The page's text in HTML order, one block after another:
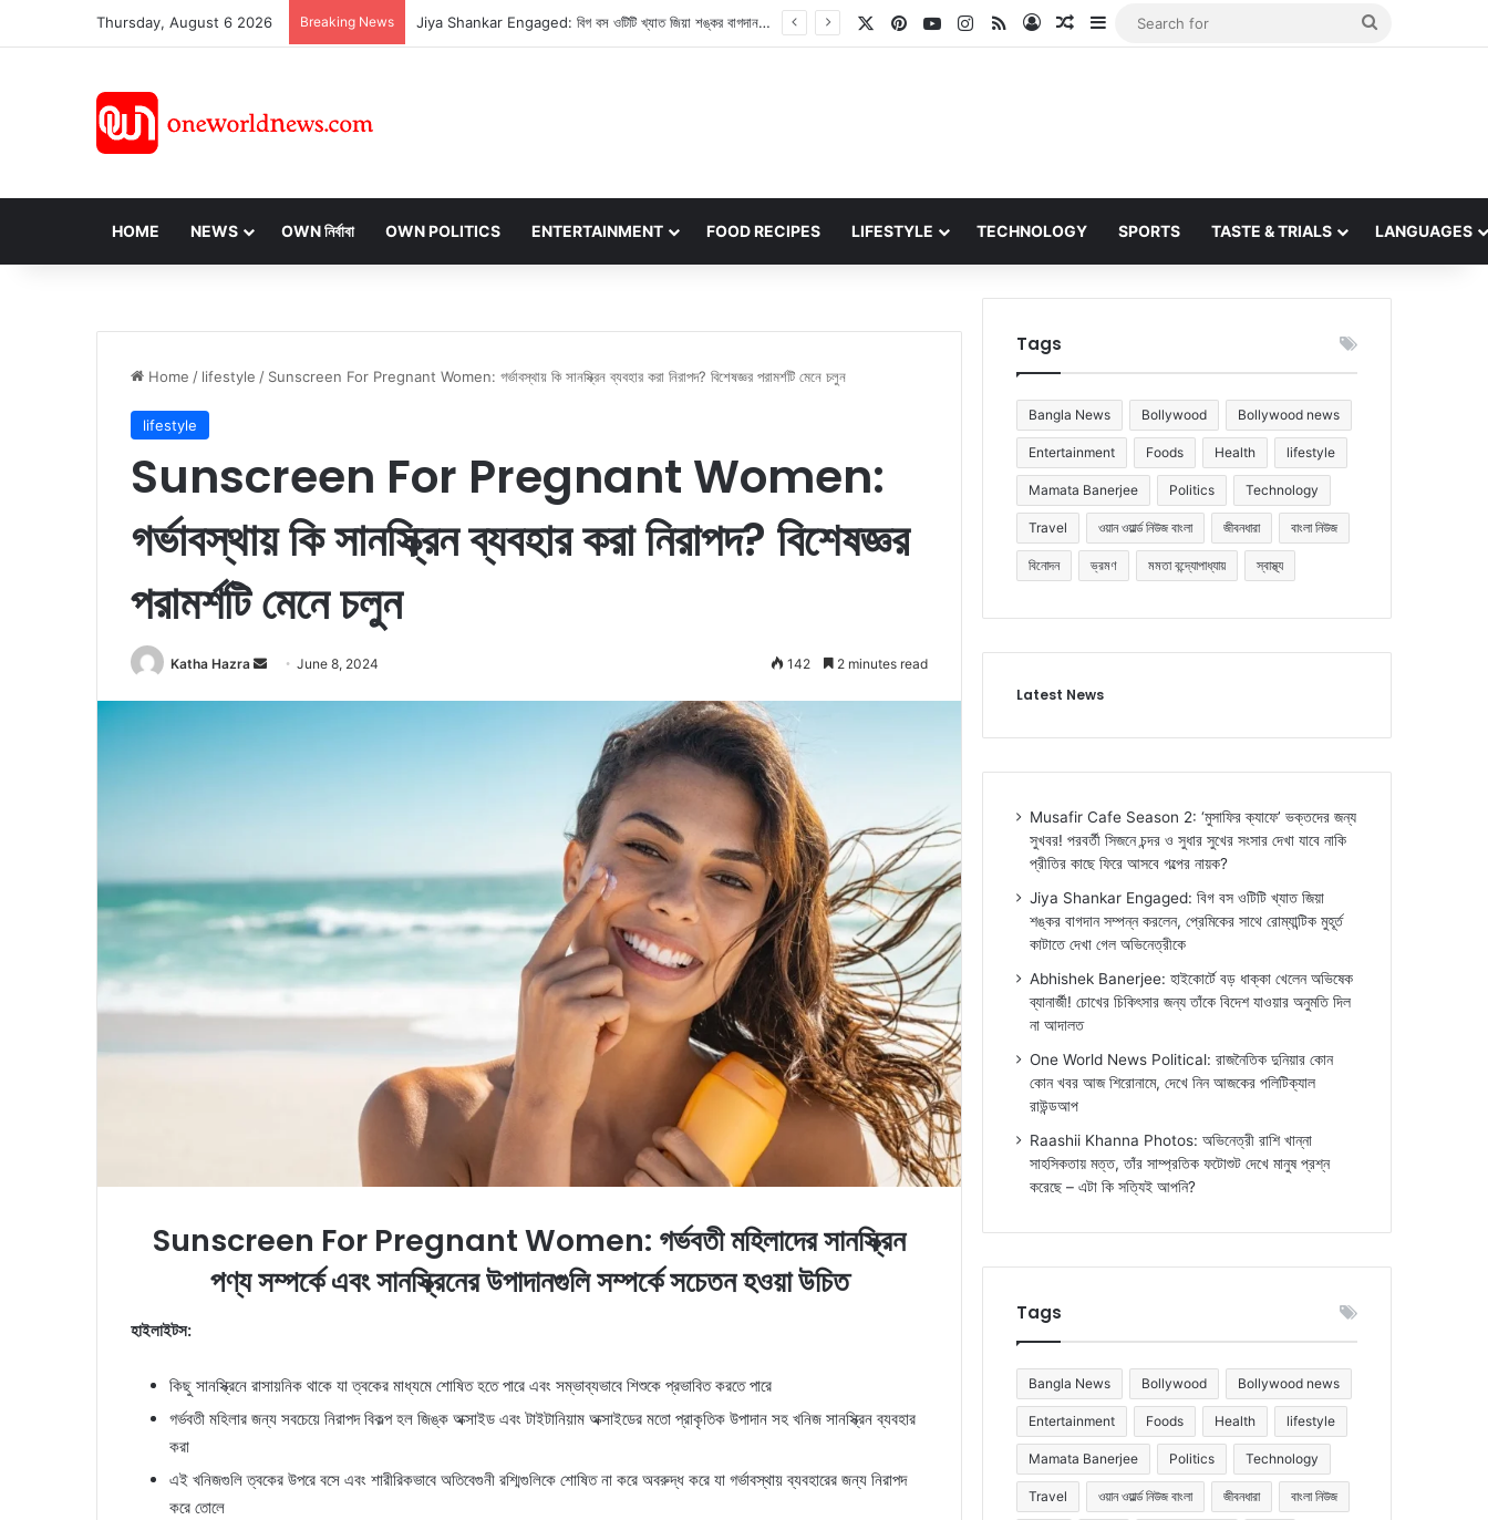
Thursday, August 6 2026 Breaking News Jiya Shankar Engaged: বিগ বস ওটিটি খ্যাত জিয়া শঙ্কর বাগদান সম্পন্ন করলেন, প্রেমিকের সাথে রোম্যান্টিক মুহূর্ত কাটাতে দেখা গেল অভিনেত্রীকে PinterestYouTubeInstagram
RSS Log InRandom Article
Sidebar
HOME NEWS OWN নির্বাবা OWN POLITICS ENTERTAINMENT FOOD RECIPES LIFESTYLE TECHNOLOGY SPORTS TASTE & TRIALS LANGUAGES
Home / lifestyle / Sunscreen For Pregnant Women: গর্ভাবস্থায় কি সানস্ক্রিন ব্যবহার করা নিরাপদ? বিশেষজ্ঞর পরামর্শটি মেনে চলুন
lifestyle
Sunscreen For Pregnant Women:
গর্ভাবস্থায় কি সানস্ক্রিন ব্যবহার করা নিরাপদ? বিশেষজ্ঞর
পরামর্শটি মেনে চলুন
Katha Hazra
a
l
June 8, 2024 142 2 minutes read
Sunscreen For Pregnant Women: গর্ভবতী মহিলাদের সানস্ক্রিন
পণ্য সম্পর্কে এবং সানস্ক্রিনের উপাদানগুলি সম্পর্কে সচেতন হওয়া উচিত
হাইলাইটস:
কিছু সানস্ক্রিনে রাসায়নিক থাকে যা ত্বকের মাধ্যমে শোষিত হতে পারে এবং সম্ভাব্যভাবে শিশুকে প্রভাবিত করতে পারে
গর্ভবতী মহিলার জন্য সবচেয়ে নিরাপদ বিকল্প হল জিঙ্ক অক্সাইড এবং টাইটানিয়াম অক্সাইডের মতো প্রাকৃতিক উপাদান সহ খনিজ সানস্ক্রিন ব্যবহার
করা
এই খনিজগুলি ত্বকের উপরে বসে এবং শারীরিকভাবে অতিবেগুনী রশ্মিগুলিকে শোষিত না করে অবরুদ্ধ করে যা গর্ভাবস্থায় ব্যবহারের জন্য নিরাপদ
করে তোলে
Tags
Bangla News Bollywood Bollywood news
Entertainment Foods Health lifestyle
Mamata Banerjee Politics Technology
Travel ওয়ান ওয়ার্ল্ড নিউজ বাংলা জীবনধারা বাংলা নিউজ
বিনোদন ভ্রমণ মমতা বন্দ্যোপাধ্যায় স্বাস্থ্য
Latest News
Musafir Cafe Season 2: ‘মুসাফির ক্যাফে’ ভক্তদের জন্য
সুখবর! পরবর্তী সিজনে চন্দর ও সুধার সুখের সংসার দেখা যাবে নাকি
প্রীতির কাছে ফিরে আসবে গল্পের নায়ক?
Jiya Shankar Engaged: বিগ বস ওটিটি খ্যাত জিয়া
শঙ্কর বাগদান সম্পন্ন করলেন, প্রেমিকের সাথে রোম্যান্টিক মুহূর্ত
কাটাতে দেখা গেল অভিনেত্রীকে
Abhishek Banerjee: হাইকোর্টে বড় ধাক্কা খেলেন অভিষেক
ব্যানার্জী! চোখের চিকিৎসার জন্য তাঁকে বিদেশ যাওয়ার অনুমতি দিল
না আদালত
One World News Political: রাজনৈতিক দুনিয়ার কোন
কোন খবর আজ শিরোনামে, দেখে নিন আজকের পলিটিক্যাল
রাউন্ডআপ
Raashii Khanna Photos: অভিনেত্রী রাশি খান্না
সাহসিকতায় মত্ত, তাঁর সাম্প্রতিক ফটোশুট দেখে মানুষ প্রশ্ন
করেছে – এটা কি সত্যিই আপনি?
Tags
Bangla News Bollywood Bollywood news
Entertainment Foods Health lifestyle
Mamata Banerjee Politics Technology
Travel ওয়ান ওয়ার্ল্ড নিউজ বাংলা জীবনধারা বাংলা নিউজ